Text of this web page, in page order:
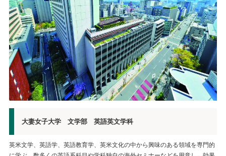
大妻女子大学 文学部 英語英文学科
英米文学、英語学、英語教育学、英米文化の中から興味のある領域を専門的